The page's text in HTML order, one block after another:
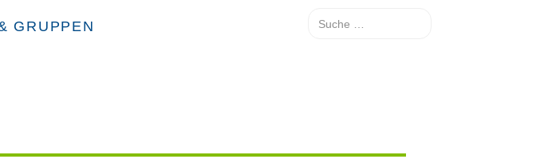
GRUPPEN
Suche